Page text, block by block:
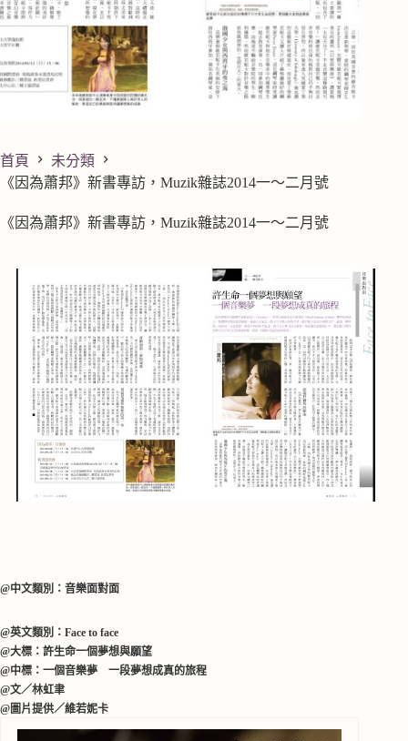
首頁
未分類
《因為蕭邦》新書專訪，Muzik雜誌2014一～二月號
《因為蕭邦》新書專訪，Muzik雜誌2014一～二月號
@中文類別： 音樂面對面
@英文類別： Face to face
@大標：許生命一個夢想與願望
@中標：一個音樂夢 一段夢想成真的旅程
@文／林虹聿
@圖片提供／維若妮卡